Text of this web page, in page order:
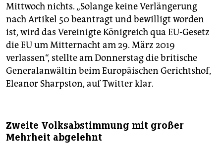
Mittwoch nichts. „Solange keine Verlängerung
nach Artikel 50 beantragt und bewilligt worden
ist, wird das Vereinigte Königreich qua EU-Gesetz
die EU um Mitternacht am 29. März 2019
verlassen“, stellte am Donnerstag die britische
Generalanwältin beim Europäischen Gerichtshof,
Eleanor Sharpston, auf Twitter klar.
Zweite Volksabstimmung mit großer
Mehrheit abgelehnt